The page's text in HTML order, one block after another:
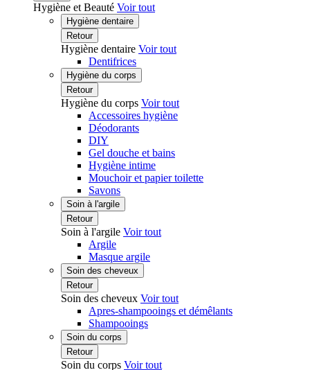
Hygiène et Beauté Voir tout
Hygiène dentaire
Retour
Hygiène dentaire Voir tout
Dentifrices
Hygiène du corps
Retour
Hygiène du corps Voir tout
Accessoires hygiène
Déodorants
DIY
Gel douche et bains
Hygiène intime
Mouchoir et papier toilette
Savons
Soin à l'argile
Retour
Soin à l'argile Voir tout
Argile
Masque argile
Soin des cheveux
Retour
Soin des cheveux Voir tout
Apres-shampooings et démêlants
Shampooings
Soin du corps
Retour
Soin du corps Voir tout